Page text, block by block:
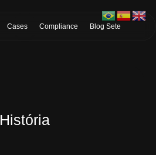
Cases Compliance Blog Sete
História